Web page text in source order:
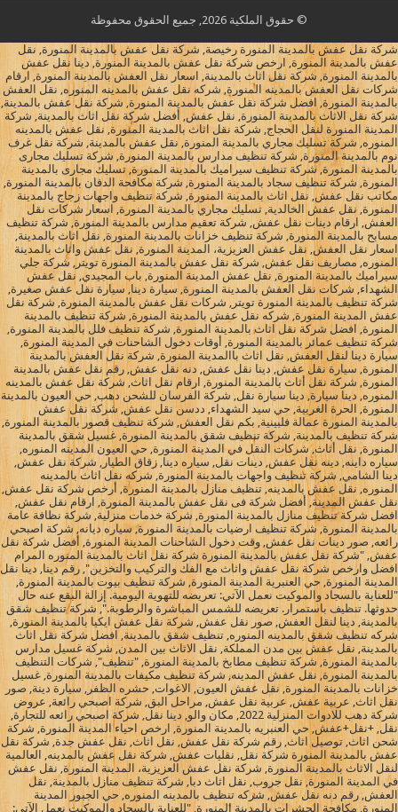
© حقوق الملكية 2026, جميع الحقوق محفوظة
شركة نقل عفش بالمدينة المنورة رخيصة, شركة نقل عفش بالمدينة المنورة, نقل
عفش بالمدينة المنورة, ارخص شركة نقل عفش بالمدينة المنورة, دينا نقل عفش
بالمدينة المنورة, شركة نقل اثاث بالمدينة, اسعار نقل العفش بالمدينة المنورة, ارقام
شركات نقل العفش بالمدينه المنورة, شركه نقل عفش بالمدينه المنوره, نقل العفش
بالمدينة المنورة, افضل شركة نقل عفش بالمدينة المنورة, شركة نقل عفش بالمدينة,
شركة نقل الاثاث بالمدينة المنورة, نقل عفش, أفضل شركة نقل اثاث بالمدينة, شركة
المدينة المنورة لنقل الحجاج, شركة نقل اثاث بالمدينة المنورة, نقل عفش بالمدينه
المنوره, شركة تسليك مجاري بالمدينة المنورة, نقل عفش بالمدينة, شركة نقل غرف
نوم بالمدينة المنورة, شركة تنظيف مدارس بالمدينة المنورة, شركة تسليك مجارى
بالمدينة المنورة, شركة تنظيف سيراميك بالمدينة المنورة, تسليك مجارى بالمدينة
المنورة, شركة تنظيف سجاد بالمدينة المنورة, شركة مكافحة الدفان بالمدينة المنورة,
مكاتب نقل عفش, نقل اثاث بالمدينة المنورة, شركة تنظيف واجهات زجاج بالمدينة
المنورة, نقل عفش الخالدية, تسليك مجاري بالمدينة المنورة, اسعار شركات نقل
العفش, ارقام دينات نقل عفش, شركة تعقيم مدارس بالمدينة المنورة, شركة تنظيف
مسابح بالمدينة المنورة, شركة تنظيف خزانات بالمدينة المنورة, نقل اثاث بالمدينة,
اسعار نقل العفش, نقل عفش العزيزية، المدينة المنورة, نقل عفش واثاث بالمدينة
المنوره, مصاريف نقل عفش, شركة نقل عفش بالمدينة المنورة تويتر, شركة جلي
سيراميك بالمدينة المنورة, نقل عفش المدينة المنورة, باب المجيدي, نقل عفش
الشهداء, شركات نقل العفش بالمدينة المنورة, سيارة دينا, سيارة نقل عفش صغيرة,
شركة تنظيف بالمدينة المنورة تويتر, شركات نقل عفش بالمدينة المنورة, شركة نقل
عفش المدينة المنورة, شركه نقل عفش بالمدينة المنورة, شركة تنظيف بالمدينة
المنورة, افضل شركة نقل اثاث بالمدينة المنورة, شركة تنظيف فلل بالمدينة المنورة,
شركة تنظيف عمائر بالمدينة المنورة, أوقات دخول الشاحنات في المدينة المنورة,
سيارة دينا لنقل العفش, نقل اثاث باالمدينة المنورة, شركة نقل العفش بالمدينة
المنورة, سيارة نقل عفش, دينا نقل عفش, دنه نقل عفش, رقم نقل عفش بالمدينة
المنورة, شركة نقل أثاث بالمدينة المنورة, ارقام نقل اثاث, شركة نقل عفش بالمدينه
المنوره, دينا سيارة, دينا سيارة نقل, شركة الفرسان للشحن دهب, حي العيون بالمدينة
المنورة, الحرة الغربية, حي سيد الشهداء, ددسن نقل عفش, شركة نقل عفش
بالمدينة المنورة عمالة فلبينية, بكم نقل العفش, شركة تنظيف قصور بالمدينة المنورة,
شركة تنظيف بالمدينة, شركة تنظيف شقق بالمدينة المنورة, غسيل شقق بالمدينة
المنورة, نقل أثاث, شركات النقل في المدينة المنورة, حي العيون المدينه المنوره,
سياره داينه, دينه نقل عفش, دينات نقل, سياره دينا, زقاق الطيار, شركة نقل عفش,
دينا الشامي, شركة تنظيف واجهات بالمدينة المنورة, شركه نقل اثاث بالمدينه
المنوره, نقل عفش بالمدينه, تنظيف منازل بالمدينة المنورة, أرخص شركة نقل عفش,
نقل عفش المدينة, أفضل شركة فى نقل عفش بالمدينة المنورة, ارقام نقل عفش,
افضل شركة تنظيف منازل بالمدينة المنورة, شركة خدمات منزلية, شركة نظافة عامة
بالمدينة المنورة, شركة تنظيف ارضيات بالمدينة المنورة, سياره ديانه, شركة اصبحي
رائعه, صور دينات نقل عفش, وقت دخول الشاحنات المدينة المنورة, أفضل شركة نقل
عفش, "شركة نقل عفش بالمدينة المنورة شركة نقل اثاث بالمدينة المنوره المرام
افضل وارخص شركة نقل عفش واثاث مع الفك والتركيب والتخزين", رقم دينا, دينا نقل
المدينة المنورة, حي العنبرية المدينة المنورة, شركة تنظيف بيوت بالمدينة المنورة,
"للعناية بالسجاد والموكيت نعمل الآتي: تعريضه للتهوية اليومية. إزالة البقع عنه حال
حدوثها. تنظيف باستمرار. تعريضه للشمس المباشرة والرطوبة.", شركة تنظيف شقق
بالمدينة, دينا لنقل العفش, صور نقل عفش, شركة نقل عفش ايكيا بالمدينة المنورة,
شركه تنظيف شقق بالمدينه المنوره, تنظيف شقق بالمدينة, افضل شركة نقل اثاث
بالمدينة, نقل عفش بين مدن المملكة, نقل الاثاث بين المدن, شركة غسيل مدارس
بالمدينة المنورة, شركة تنظيف مطابخ بالمدينة المنورة, "تنظيف", شركات التنظيف
بالمدينة المنورة, نقل عفش المدينه, شركة تنظيف مكيفات بالمدينة المنورة, غسيل
خزانات بالمدينة المنورة, نقل عفش العيون, الاغوات, حشره الظفر, سيارة دينة, صور
نقل اثاث, عربية عفش, عربية نقل عفش, مراحل البق, شركة اصبحي رائعة, عروض
شركة دهب للادوات المنزلية 2022, مكان والو, دينا نقل, شركة اصبحي رائعه للتجارة,
نقل, +نقل+عفش, حي العنبريه بالمدينة المنورة, ارخص احياء المدينة المنورة, شركة
شحن اثاث, توصيل اثاث, رقم شركة نقل عفش, نقل اثاث, نقل عفش جدة, شركة نقل
عفش بالمدينة المنورة شركة نقل, نقليات عفش, شركة نقل عفش بالمدينه, العالمية
لنقل الاثاث بالمدينة المنورة, شركة نقل عفش العزيزية، المدينة المنورة, نقل عفش
في المدينة المنورة, نقل جروب, نقل اثاث دبا, شركة تنظيف منازل بالمدينة, نقل
العفش, رقم دنه نقل عفش, شركه تنظيف بالمدينه المنوره, حي الجبور المدينة
المنورة, مكافحة الحشرات بالمدينة المنورة, "للعناية بالسجاد والموكيت نعمل الآتي: